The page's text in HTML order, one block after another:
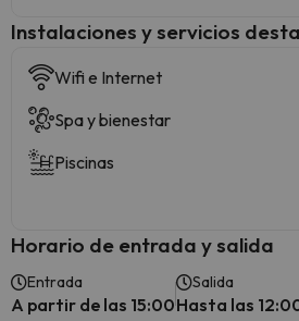
Instalaciones y servicios
Wifi e Internet
Spa y bienestar
Piscinas
Horario de entrada y salida
Entrada
A partir de las 15:00
Salida
Hasta las